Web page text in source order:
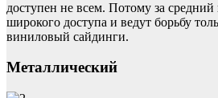
доступен не всем. Потому за
широкого доступа и ведут борьбу
виниловый сайдинги.
Металлический